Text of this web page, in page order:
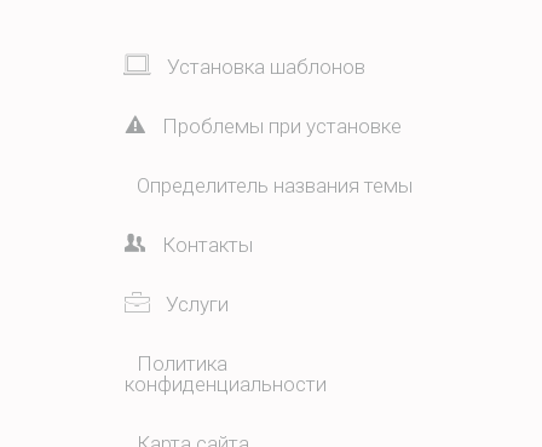
Установка шаблонов
Проблемы при установке
Определитель названия темы
Контакты
Услуги
Политика
конфиденциальности